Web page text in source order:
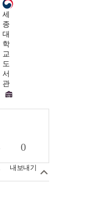
세
종
대
학
교
도
서
관
0
내보내기